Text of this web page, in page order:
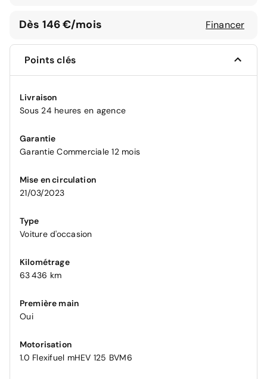
Dès 146 €/mois Financer
Points clés
Livraison
Sous 24 heures en agence
Garantie
Garantie Commerciale 12 mois
Mise en circulation
21/03/2023
Type
Voiture d'occasion
Kilométrage
63 436 km
Première main
Oui
Motorisation
1.0 Flexifuel mHEV 125 BVM6